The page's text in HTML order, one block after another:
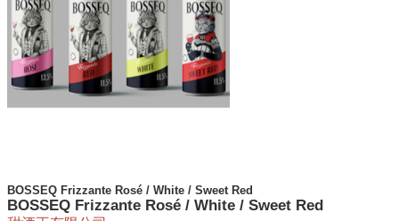
BOSSEQ Frizzante Rosé / White / Sweet Red
BOSSEQ Frizzante Rosé / White / Sweet Red